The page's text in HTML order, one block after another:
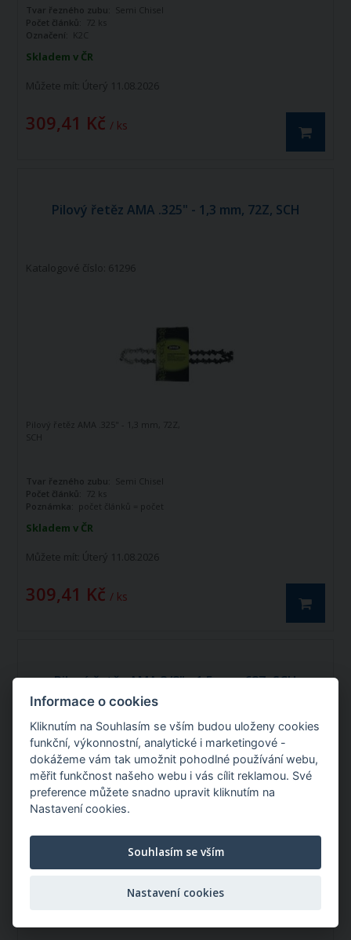
Skladem v ČR
Můžete mít: Úterý 11.08.2026
309,41 Kč / ks
Tvar řezného zubu:
Semi Chisel
Počet článků:
72 ks
Označení: K2C
Pilový řetěz AMA .325" - 1,3 mm, 72Z, SCH
Katalogové číslo: 61296
Skladem v ČR
Můžete mít: Úterý 11.08.2026
309,41 Kč / ks
Pilový řetěz AMA .325" - 1,3 mm, 72Z,
SCH
Tvar řezného zubu:
Semi Chisel
Počet článků:
72 ks
Poznámka: počet článků = počet
Pilový řetěz AMA 3/8" - 1,5 mm, 68Z, SCH
Katalogové číslo: 61292
Pilový řetěz AMA 3/8" - 1,5 mm, 68Z,
Informace o cookies
Kliknutím na Souhlasím se vším budou uloženy cookies
funkční, výkonnostní, analytické i marketingové -
dokážeme vám tak umožnit pohodlné používání webu,
měřit funkčnost našeho webu i vás cílit reklamou. Své
preference můžete snadno upravit kliknutím na
Nastavení cookies.
Souhlasím se vším
Nastavení cookies